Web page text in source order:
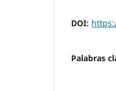
DOI:
Palabras